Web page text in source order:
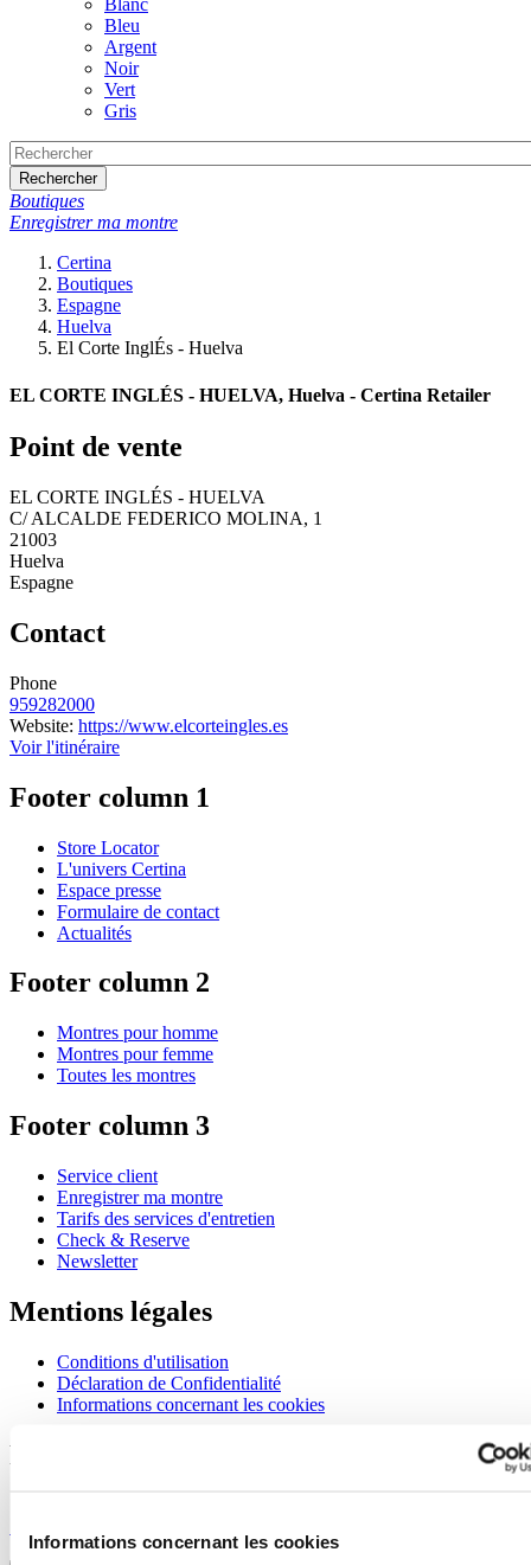
Informations concernant les cookies
Blanc
Bleu
Argent
Noir
Vert
Gris
Rechercher
Boutiques
Enregistrer ma montre
Certina
Boutiques
Espagne
Huelva
El Corte InglÉs - Huelva
EL CORTE INGLÉS - HUELVA, Huelva - Certina Retailer
Point de vente
EL CORTE INGLÉS - HUELVA
C/ ALCALDE FEDERICO MOLINA, 1
21003
Huelva
Espagne
Contact
Phone
959282000
Website: https://www.elcorteingles.es
Voir l'itinéraire
Footer column 1
Store Locator
L'univers Certina
Espace presse
Formulaire de contact
Actualités
Footer column 2
Montres pour homme
Montres pour femme
Toutes les montres
Footer column 3
Service client
Enregistrer ma montre
Tarifs des services d'entretien
Check & Reserve
Newsletter
Mentions légales
Conditions d'utilisation
Déclaration de Confidentialité
Informations concernant les cookies
Rejoignez le club CERTINA
Sélectionner un pays/une région